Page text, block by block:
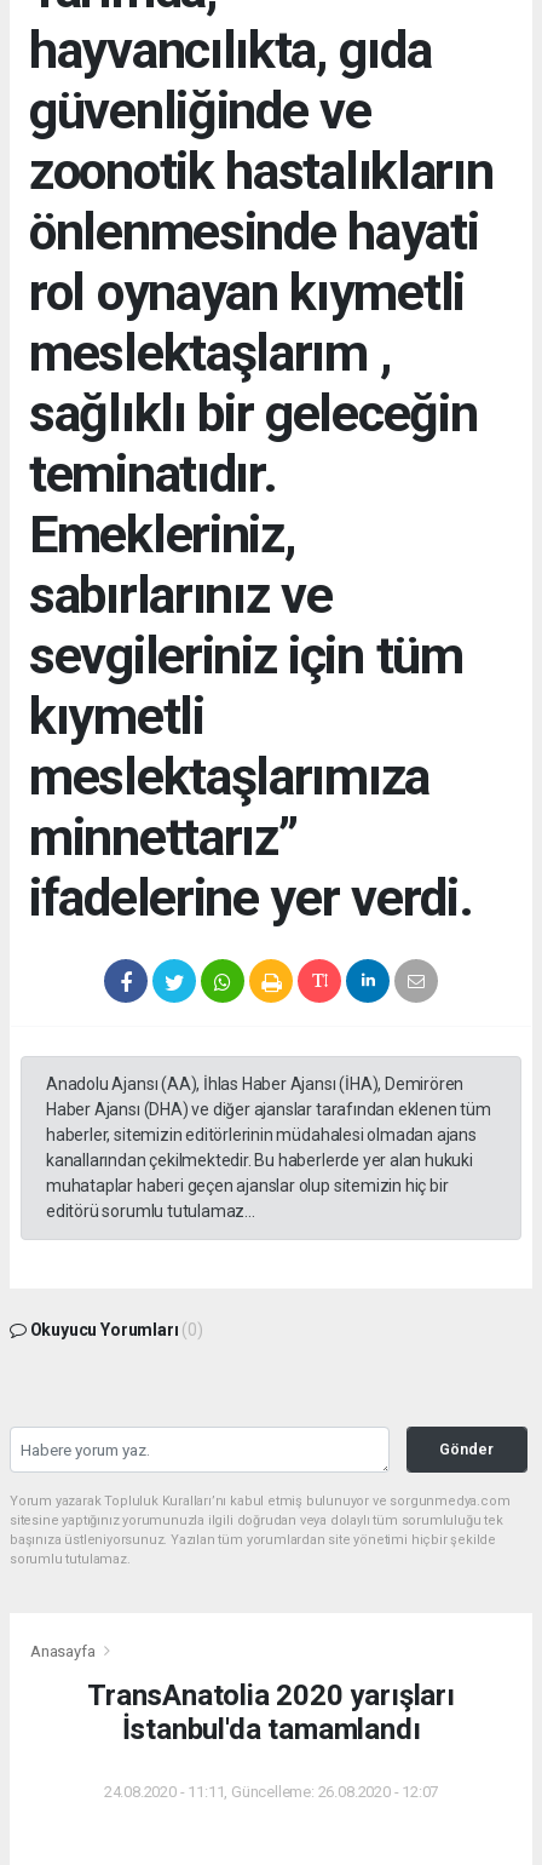
hayvancılıkta, gıda
güvenliğinde ve
zoonotik hastalıkların
önlenmesinde hayati
rol oynayan kıymetli
meslektaşlarım ,
sağlıklı bir geleceğin
teminatıdır.
Emekleriniz,
sabırlarınız ve
sevgileriniz için tüm
kıymetli
meslektaşlarımıza
minnettarız”
ifadelerine yer verdi.
Anadolu Ajansı (AA), İhlas Haber Ajansı (İHA), Demirören
Haber Ajansı (DHA) ve diğer ajanslar tarafından eklenen tüm
haberler, sitemizin editörlerinin müdahalesi olmadan ajans
kanallarından çekilmektedir. Bu haberlerde yer alan hukuki
muhataplar haberi geçen ajanslar olup sitemizin hiç bir
editörü sorumlu tutulamaz...
Okuyucu Yorumları (0)
Gönder
Yorum yazarak Topluluk Kuralları’nı kabul etmiş bulunuyor ve sorgunmedya.com
sitesine yaptığınız yorumunuzla ilgili doğrudan veya dolaylı tüm sorumluluğu tek
başınıza üstleniyorsunuz. Yazılan tüm yorumlardan site yönetimi hiçbir şekilde
sorumlu tutulamaz.
Anasayfa
TransAnatolia 2020 yarışları
İstanbul'da tamamlandı
24.08.2020 - 11:11, Güncelleme: 26.08.2020 - 12:07